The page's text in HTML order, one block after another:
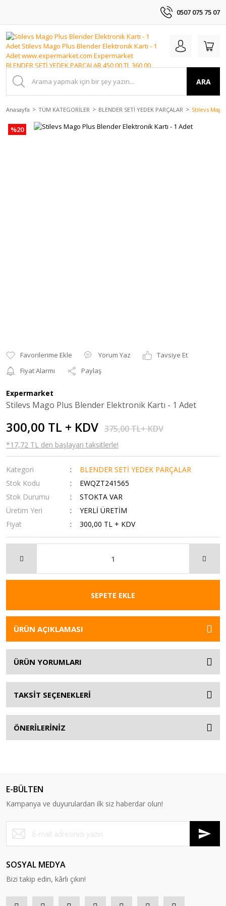
0507 075 75 07
ARA
Anasayfa TÜM KATEGORİLER BLENDER SETİ YEDEK PARÇALAR Stilevs
%20
Yorum Yaz
Tavsiye Et
Fiyat Alarmı
Paylaş
Expermarket
Stilevs Mago Plus Blender Elektronik Kartı - 1 Adet
300,00 TL + KDV 375,00 TL+ KDV
*17,72 TL den başlayan taksitlerle!
Kategori
BLENDER SETİ YEDEK PARÇALAR
Stok Kodu
EWQZT241565
Stok Durumu
STOKTA VAR
Üretim Yeri
YERLİ ÜRETİM
Fiyat
300,00 TL + KDV
SEPETE EKLE
ÜRÜN AÇIKLAMASI
ÜRÜN YORUMLARI
TAKSİT SEÇENEKLERİ
ÖNERİLERİNİZ
E-BÜLTEN
Kampanya ve duyurulardan ilk siz haberdar olun!
SOSYAL MEDYA
Bizi takip edin, kârlı çıkın!